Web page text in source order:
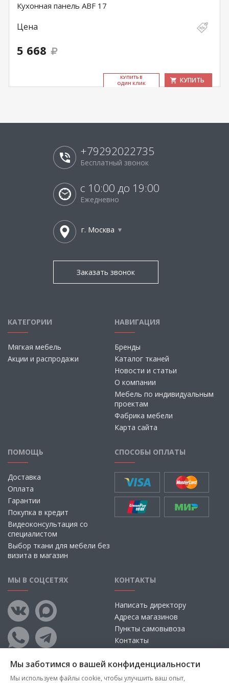
Кухонная панель ABF 17
Цена
5 668
КУ­ПИТЬ В
ОДИН КЛИК
КУПИТЬ
+79292022735
Бесплатный звонок
с 10:00 до 19:00
Ежедневно
г. Москва
Заказать звонок
КАТЕГОРИИ
Мягкая мебель
Акции и распродажи
НАВИГАЦИЯ
Бренды
Каталог тканей
Новости и статьи
О компании
Мебель по индивидуальным
проектам
Фабрика мебели
Карта сайта
ПОМОЩЬ
Доставка
Оплата
Гарантии
Покупка в кредит
Видеоконсультация со
специалистом
Выбор ткани для мебели без
визита в магазин
СПОСОБЫ ОПЛАТЫ
МЫ В СОЦСЕТЯХ КОНТАКТЫ
Написать директору
Адреса магазинов
Пункты самовывоза
Контакты
Мы заботимся о вашей конфиденциальности
Мы используем файлы cookie, чтобы улучшить ваш опыт,